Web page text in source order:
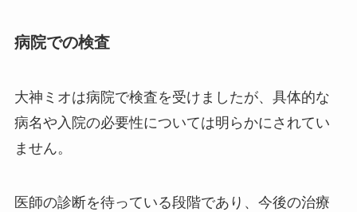
病院での検査
大神ミオは病院で検査を受けましたが、具体的な
病名や入院の必要性については明らかにされてい
ません。
医師の診断を待っている段階であり、今後の治療